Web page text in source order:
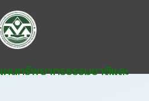
นทรัพยากรธรรมชาติและ